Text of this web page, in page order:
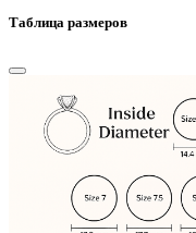
Таблица размеров